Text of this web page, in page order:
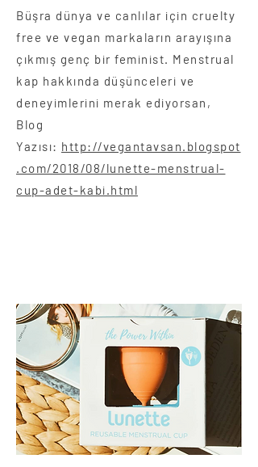
Büşra dünya ve canlılar için cruelty
free ve vegan markaların arayışına
çıkmış genç bir feminist. Menstrual
kap hakkında düşünceleri ve
deneyimlerini merak ediyorsan,
Blog
Yazısı: http://vegantavsan.blogspot
.com/2018/08/lunette-menstrual-
cup-adet-kabi.html